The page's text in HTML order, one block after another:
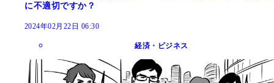
に不適切ですか？
2024年02月22日 06:30
経済・ビジネス